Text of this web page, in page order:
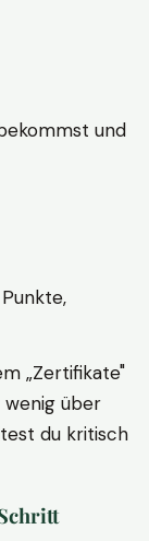
und
„Zertifikate"
wenig über
du kritisch